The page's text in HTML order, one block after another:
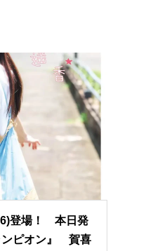
登場！ 本日発
ンピオン』 賀喜